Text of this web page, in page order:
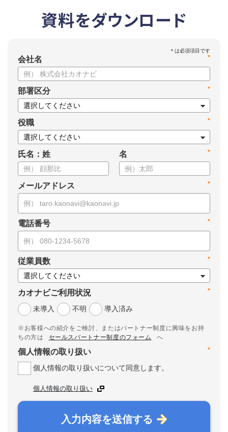
資料をダウンロード
*
会社名
*
部署区分
*
役職
氏名：姓 *
名
*
メールアドレス
*
電話番号
*
従業員数
*
カオナビご利用状況
未導入
不明 導入済み
※お客様への紹介をご検討、またはパートナー制度に興味をお持
ちの方は
セールスパートナー制度のフォーム
へ
*
個人情報の取り扱い
個人情報の取り扱いについて同意します。
個人情報の取り扱い
入力内容を送信する